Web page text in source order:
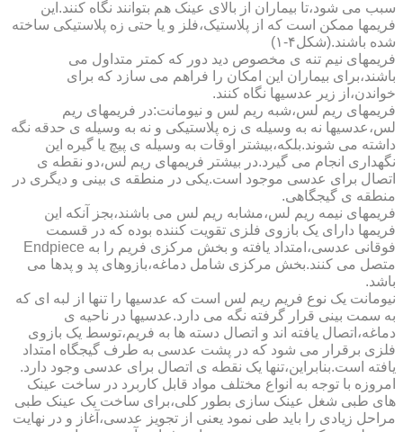
سبب می شود،تا بیماران از بالای عینک هم بتوانند نگاه کنند.این
فریمها ممکن است که از پلاستیک،فلز و یا حتی زه پلاستیکی ساخته
شده باشند.(شکل۴-۱)
فریمهای نیم تنه ی مخصوص دید دور که کمتر متداول می
باشند،برای بیماران این امکان را فراهم می سازد که برای
خواندن،از زیر عدسیها نگاه کنند.
فریمهای ریم لس،شبه ریم لس و نیومانت:در فریمهای ریم
لس،عدسیها نه به وسیله ی زه پلاستیکی و نه به وسیله ی حدقه نگه
داشته می شوند.بلکه،بیشتر اوقات به وسیله ی پیچ یا گیره این
نگهداری انجام می گیرد.در بیشتر فریمهای ریم لس،دو نقطه ی
اتصال برای عدسی موجود است.یکی در منطقه ی بینی و دیگری در
منطقه ی گیجگاهی.
فریمهای نیمه ریم لس،مشابه ریم لس می باشند،بجز آنکه این
فریمها دارای یک بازوی فلزی تقویت کننده بوده که در قسمت
فوقانی عدسی،امتداد یافته و بخش مرکزی فریم را به Endpiece
متصل می کنند.بخش مرکزی شامل دماغه،بازوهای پد و پدها می
باشد.
نیومانت یک نوع فریم ریم لس است که عدسیها را تنها از لبه ای که
به سمت بینی قرار گرفته نگه می دارد.عدسیها در ناحیه ی
دماغه،اتصال یافته اند و اتصال دسته ها به فریم،توسط یک بازوی
فلزی برقرار می شود که در پشت عدسی به طرف گیجگاه امتداد
یافته است.بنابراین،تنها یک نقطه ی اتصال برای عدسی وجود دارد.
امروزه با توجه به انواع مختلف مواد قابل کاربرد در ساخت عینک
های طبی شغل عینک سازی بطور کلی،برای ساخت یک عینک طبی
مراحل زیادی را باید طی نمود یعنی از تجویز عدسی،آغاز و در نهایت